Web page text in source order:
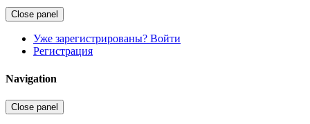
Close panel
Уже зарегистрированы? Войти
Регистрация
Navigation
Close panel